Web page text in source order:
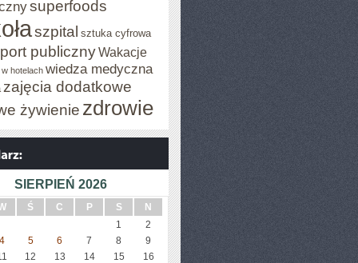
superfoods
szpital sztuka cyfrowa
publicznyWakacje
hotelach wiedza medyczna
zajęcia dodatkowe
żywienie zdrowie
SIERPIEŃ 2026
Ś C P S
N
1
2
5 6 7 8
9
12 13 14 15
16